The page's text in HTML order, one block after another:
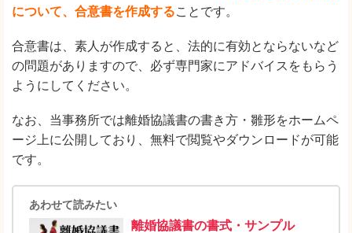
について、合意書を作成することです。
合意書は、素人が作成すると、法的に有効とならないなど
の問題がありますので、必ず専門家にアドバイスをもらう
ようにしてください。
なお、当事務所では離婚協議書の書き方・雛形をホームペ
ージ上に公開しており、無料で閲覧やダウンロードが可能
です。
あわせて読みたい
離婚協議書の書式・サンプル